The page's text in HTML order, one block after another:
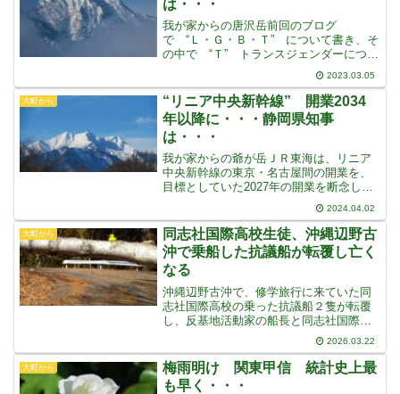
は・・・
我が家からの唐沢岳前回のブログ
で “Ｌ・Ｇ・Ｂ・Ｔ” について書き、そ
の中で “Ｔ” トランスジェンダーについ
ては、問題が大きいということを書きま
した“Ｔ” というのは、本人の心の問題な
ので、自分は男だ・・・あるいは女
だ・・・といえば、外見
2023.03.05
大町から
“リニア中央新幹線” 開業2034
年以降に・・・静岡県知事
は・・・
我が家からの爺が岳ＪＲ東海は、リニア
中央新幹線の東京・名古屋間の開業を、
目標としていた2027年の開業を断念した
ということですもちろんこれは、川勝静
岡県知事たった一人の無意味な妨害によ
るもので、開業は少なくとも2034年以降
にずれ込むという
2024.04.02
大町から
同志社国際高校生徒、沖縄辺野古
沖で乗船した抗議船が転覆し亡く
なる
沖縄辺野古沖で、修学旅行に来ていた同
志社国際高校の乗った抗議船２隻が転覆
し、反基地活動家の船長と同志社国際高
の女生徒が亡くなりましたこの亡くなっ
た船長は “日本基督教団” の牧師で、バ
リバリの活動家で “イエスは辺野古の現
場にいる・・・”
2026.03.22
大町から
梅雨明け 関東甲信 統計史上最
も早く・・・